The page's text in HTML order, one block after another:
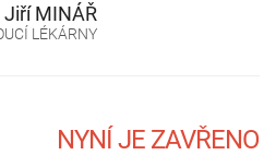
JiříMINÁŘ
LÉKÁRNY